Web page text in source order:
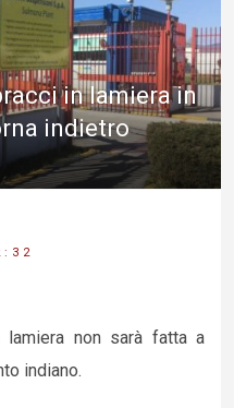
in lamiera in
indietro
non sarà fatta a
indiano.